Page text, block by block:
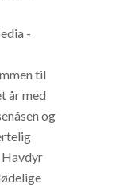
-
til
år med
og